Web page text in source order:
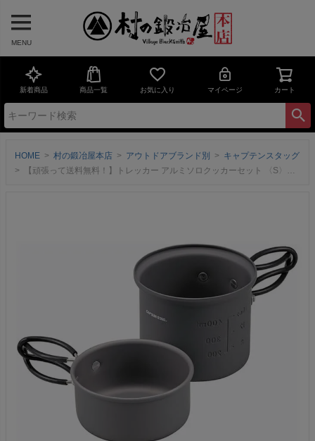
MENU
新着商品 商品一覧 お気に入り マイページ カート
HOME 村の鍛冶屋本店 アウトドアブランド別
キャプテンスタッグ
【頑張って送料無料！】トレッカー アルミソロクッカーセット 〈S〉［UH-4106］【キャプテンスタッグ】キャンプ時の飯盒代わりから、多機能調理道具として